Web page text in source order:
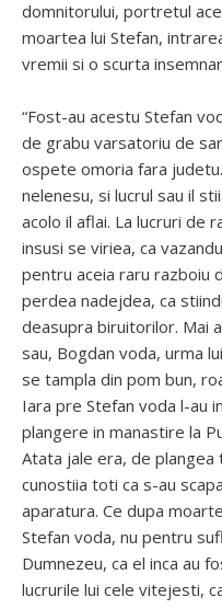
domnitorului, portretul
moartea lui Stefan,
vremii si o scurta
“Fost-au acestu Stefan
de grabu varsatoriu de
ospete omoria fara
nelenesu, si lucrul sau il
acolo il aflai. La lucruri de
insusi se viriea, ca
pentru aceia raru razboiu
perdea nadejdea, ca
deasupra biruitorilor. Mai
sau, Bogdan voda, urma
se tampla din pom bun,
Iara pre Stefan voda l-au
plangere in manastire la
Atata jale era, de plangea
cunostiia toti ca s-au
aparatura. Ce dupa
Stefan voda, nu pentru
Dumnezeu, ca el inca au
lucrurile lui cele vitejesti,